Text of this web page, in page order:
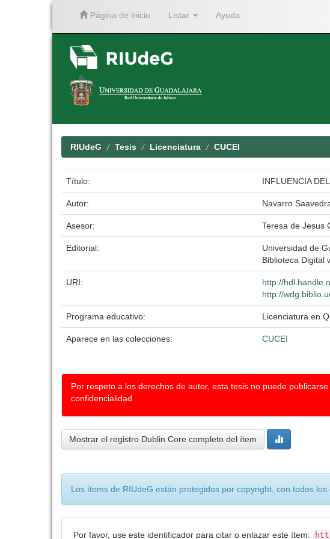
Página de inicio Listar Ayuda
RIUdeG Tesis Licenciatura CUCEI
Título: INFLUENCIA
Autor: Navarro
Asesor: Teresa de Jesus
Editorial:
Universidad de
Biblioteca Digital
URI:
http://
http://
Programa educativo: Licenciatura en
Aparece en las colecciones: CUCEI
Por respeto a los derechos de autor, esta tesis no puede
confidencialidad
Mostrar el registro Dublin Core completo del ítem
Los ítems de RIUdeG están protegidos por copyright, con todos
Por favor, use este identificador para citar o enlazar este ítem: